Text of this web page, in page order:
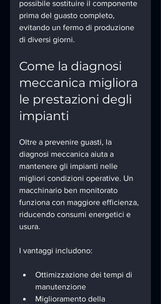
possibile sostituire il componente
prima del guasto completo,
evitando un fermo di produzione
di diversi giorni.
Come la diagnosi
meccanica migliora
le prestazioni degli
impianti
Oltre a prevenire guasti, la
diagnosi meccanica aiuta a
mantenere gli impianti nelle
migliori condizioni operative. Un
macchinario ben monitorato
funziona con maggiore efficienza,
riducendo consumi energetici e
usura.
I vantaggi includono:
Ottimizzazione dei tempi di
manutenzione
Miglioramento della